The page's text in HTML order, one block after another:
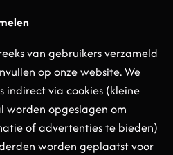
van gebruikers verzameld
op onze website. We
indirect via cookies (kleine
worden opgeslagen om
of advertenties te bieden)
worden geplaatst voor